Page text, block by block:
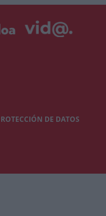
DE DATOS